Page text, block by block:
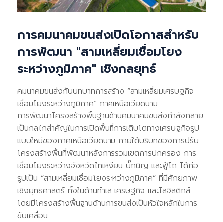
การคมนาคมขนส่งเปิดโอกาสสำหรับ
การพัฒนา "สามเหลี่ยมเชื่อมโยง
ระหว่างภูมิภาค" เชิงกลยุทธ์
คมนาคมขนส่งกับบทบาทการสร้าง “สามเหลี่ยมเศรษฐกิจ
เชื่อมโยงระหว่างภูมิภาค” ภาคเหนือเวียดนาม
การพัฒนาโครงสร้างพื้นฐานด้านคมนาคมขนส่งกำลังกลาย
เป็นกลไกสำคัญในการเปิดพื้นที่การเติบโตทางเศรษฐกิจรูป
แบบใหม่ของภาคเหนือเวียดนาม ภายใต้บริบทของการปรับ
โครงสร้างพื้นที่พัฒนาหลังการรวมเขตการปกครอง การ
เชื่อมโยงระหว่างจังหวัดไทเหงียน บั๊กนิญ และฟู้โถ ได้ก่อ
รูปเป็น “สามเหลี่ยมเชื่อมโยงระหว่างภูมิภาค” ที่มีศักยภาพ
เชิงยุทธศาสตร์ ทั้งในด้านทำเล เศรษฐกิจ และโลจิสติกส์
โดยมีโครงสร้างพื้นฐานด้านการขนส่งเป็นหัวใจหลักในการ
ขับเคลื่อน